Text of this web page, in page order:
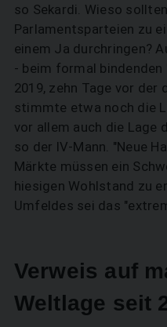
so Sekardi. Wieso
Parlamentsparteien zu
einem Ja durchringen?
- beim formal bindenden
2019, zehn Tage vor
stimmte etwa noch die
vor allem auch die Lage
so der IV-Mann. "Neue
Märkte müssen ein
hiesigen Wohlstand zu
Umfeldes sei das
Verweis auf
Weltlage seit